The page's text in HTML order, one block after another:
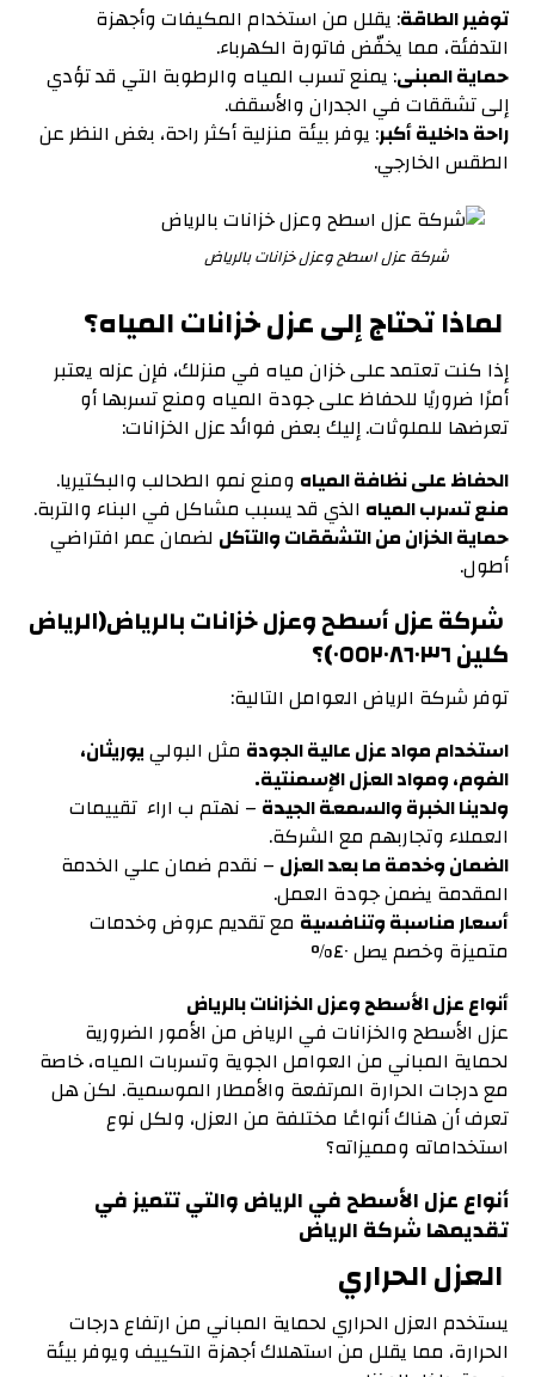
توفير الطاقة: يقلل من استخدام المكيفات وأجهزة
التدفئة، مما يخفّض فاتورة الكهرباء.
حماية المبنى: يمنع تسرب المياه والرطوبة التي قد تؤدي
إلى تشققات في الجدران والأسقف.
راحة داخلية أكبر: يوفر بيئة منزلية أكثر راحة، بغض النظر عن
الطقس الخارجي.
شركة عزل اسطح وعزل خزانات بالرياض
لماذا تحتاج إلى عزل خزانات المياه؟
إذا كنت تعتمد على خزان مياه في منزلك، فإن عزله يعتبر
أمرًا ضروريًا للحفاظ على جودة المياه ومنع تسربها أو
تعرضها للملوثات. إليك بعض فوائد عزل الخزانات:
الحفاظ على نظافة المياه ومنع نمو الطحالب والبكتيريا.
منع تسرب المياه الذي قد يسبب مشاكل في البناء والتربة.
حماية الخزان من التشققات والتآكل لضمان عمر افتراضي
أطول.
شركة عزل أسطح وعزل خزانات بالرياض(الرياض
كلين ٠٥٥٢٠٨٦٠٣٦)؟
توفر شركة الرياض العوامل التالية:
استخدام مواد عزل عالية الجودة مثل البولييوريثان،
الفوم، ومواد العزل الإسمنتية.
ولدينا الخبرة والسمعة الجيدة – نهتم ب اراء تقييمات
العملاء وتجاربهم مع الشركة.
الضمان وخدمة ما بعد العزل – نقدم ضمان علي الخدمة
المقدمة يضمن جودة العمل.
أسعار مناسبة وتنافسية مع تقديم عروض وخدمات
متميزة وخصم يصل ٤٠%
أنواع عزل الأسطح وعزل الخزانات بالرياض
عزل الأسطح والخزانات في الرياض من الأمور الضرورية
لحماية المباني من العوامل الجوية وتسربات المياه، خاصة
مع درجات الحرارة المرتفعة والأمطار الموسمية. لكن هل
تعرف أن هناك أنواعًا مختلفة من العزل، ولكل نوع
استخداماته ومميزاته؟
أنواع عزل الأسطح في الرياض والتيتتميز في
تقديمها شركة الرياض
العزل الحراري
يستخدم العزل الحراري لحماية المباني من ارتفاع درجات
الحرارة، مما يقلل من استهلاك أجهزة التكييف ويوفر بيئة